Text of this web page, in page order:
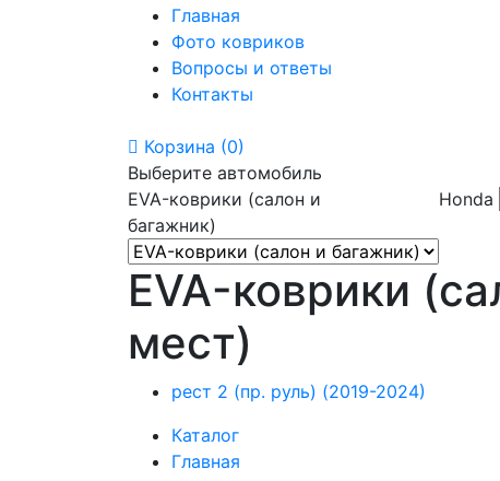
Главная
Фото ковриков
Вопросы и ответы
Контакты
Корзина (0)
Выберите автомобиль
EVA-коврики (салон и
багажник)
Honda
EVA-коврики
мест)
рест 2 (пр. руль) (2019-2024)
Каталог
Главная